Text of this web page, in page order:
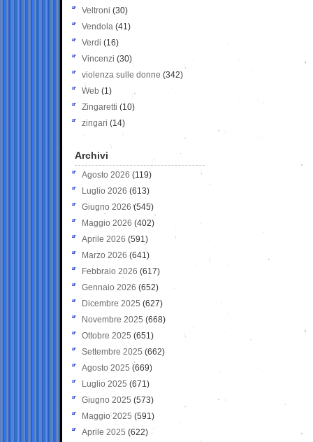
Veltroni (30)
Vendola (41)
Verdi (16)
Vincenzi (30)
violenza sulle donne (342)
Web (1)
Zingaretti (10)
zingari (14)
Archivi
Agosto 2026 (119)
Luglio 2026 (613)
Giugno 2026 (545)
Maggio 2026 (402)
Aprile 2026 (591)
Marzo 2026 (641)
Febbraio 2026 (617)
Gennaio 2026 (652)
Dicembre 2025 (627)
Novembre 2025 (668)
Ottobre 2025 (651)
Settembre 2025 (662)
Agosto 2025 (669)
Luglio 2025 (671)
Giugno 2025 (573)
Maggio 2025 (591)
Aprile 2025 (622)